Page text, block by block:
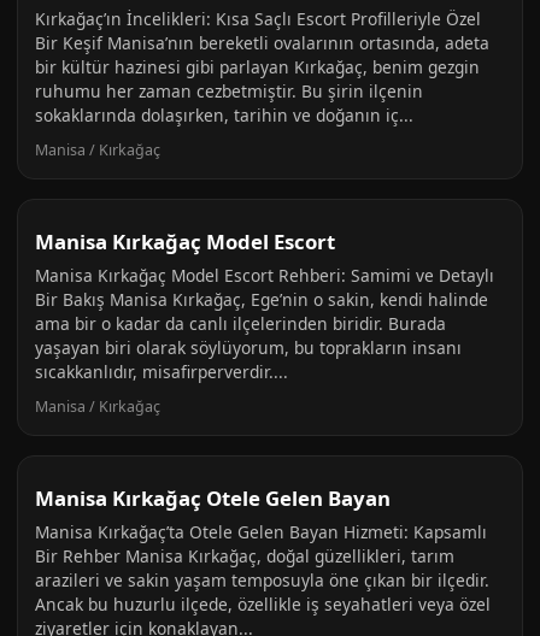
Kırkağaç’ın İncelikleri: Kısa Saçlı Escort Profilleriyle Özel
Bir Keşif Manisa’nın bereketli ovalarının ortasında, adeta
bir kültür hazinesi gibi parlayan Kırkağaç, benim gezgin
ruhumu her zaman cezbetmiştir. Bu şirin ilçenin
sokaklarında dolaşırken, tarihin ve doğanın iç...
Manisa / Kırkağaç
Manisa Kırkağaç Model Escort
Manisa Kırkağaç Model Escort Rehberi: Samimi ve Detaylı
Bir Bakış Manisa Kırkağaç, Ege’nin o sakin, kendi halinde
ama bir o kadar da canlı ilçelerinden biridir. Burada
yaşayan biri olarak söylüyorum, bu toprakların insanı
sıcakkanlıdır, misafirperverdir....
Manisa / Kırkağaç
Manisa Kırkağaç Otele Gelen Bayan
Manisa Kırkağaç’ta Otele Gelen Bayan Hizmeti: Kapsamlı
Bir Rehber Manisa Kırkağaç, doğal güzellikleri, tarım
arazileri ve sakin yaşam temposuyla öne çıkan bir ilçedir.
Ancak bu huzurlu ilçede, özellikle iş seyahatleri veya özel
ziyaretler için konaklayan...